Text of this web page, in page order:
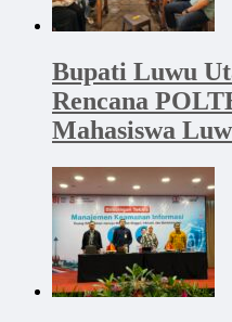
Bupati Luwu
Rencana
Mahasiswa